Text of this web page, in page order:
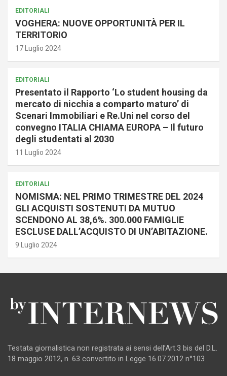
EDITORIALI
VOGHERA: NUOVE OPPORTUNITÀ PER IL
TERRITORIO
17 Luglio 2024
EDITORIALI
Presentato il Rapporto ‘Lo student housing da
mercato di nicchia a comparto maturo’ di
Scenari Immobiliari e Re.Uni nel corso del
convegno ITALIA CHIAMA EUROPA – Il futuro
degli studentati al 2030
11 Luglio 2024
EDITORIALI
NOMISMA: NEL PRIMO TRIMESTRE DEL 2024
GLI ACQUISTI SOSTENUTI DA MUTUO
SCENDONO AL 38,6%. 300.000 FAMIGLIE
ESCLUSE DALL’ACQUISTO DI UN’ABITAZIONE.
9 Luglio 2024
Testata giornalistica non registrata ai sensi dell’Art.3 bis del D.L.
18 maggio 2012, n. 63 convertito in Legge 16.07.2012 n°103